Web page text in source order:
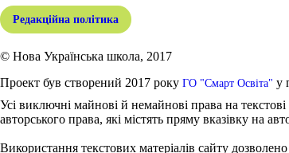
Редакційна політика
© Нова Українська школа, 2017
Проект був створений 2017 року ГО "Смарт Освіта" у
Усі виключні майнові й немайнові права на
авторського права, які містять пряму вказівку на
Використання текстових матеріалів сайту